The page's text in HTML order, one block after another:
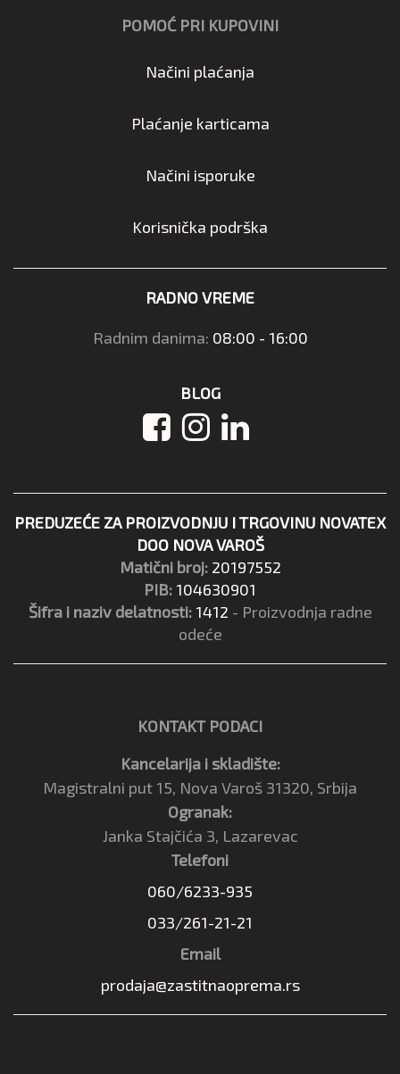
POMOĆ PRI KUPOVINI
Načini plaćanja
Plaćanje karticama
Načini isporuke
Korisnička podrška
RADNO VREME
Radnim danima: 08:00 - 16:00
BLOG
PREDUZEĆE ZA PROIZVODNJU I TRGOVINU NOVATEX
DOO NOVA VAROŠ
Matični broj: 20197552
PIB: 104630901
Šifra i naziv delatnosti: 1412 - Proizvodnja radne
odeće
KONTAKT PODACI
Kancelarija i skladište:
Magistralni put 15, Nova Varoš 31320, Srbija
Ogranak:
Janka Stajčića 3, Lazarevac
Telefoni
060/6233-935
033/261-21-21
Email
prodaja@zastitnaoprema.rs